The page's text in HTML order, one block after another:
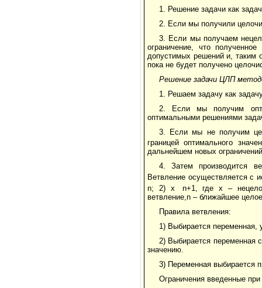
1. Решение задачи как
2. Если мы получили
3. Если мы получаем
ограничение, что
допустимых решений и, таким
пока не будет получено
Решение задачи ЦЛП
1. Решаем задачу как
2. Если мы получим
оптимальными решениями
3. Если мы не получим
границей оптимального
дальнейшем новых
4. Затем производится
Ветвление осуществляется с
n; 2) x
n+1, где х –
ветвление,n – ближайшее
Правила ветвления:
1) Выбирается переменная,
2) Выбирается переменная
значению.
3) Переменная выбирается
Ограничения введенные